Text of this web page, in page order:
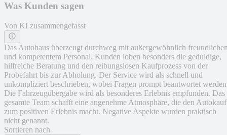
Was Kunden sagen
Von KI zusammengefasst
Das Autohaus überzeugt durchweg mit außergewöhnlich
und kompetentem Personal. Kunden loben besonders die geduldige,
hilfreiche Beratung und den reibungslosen Kaufprozess von der
Probefahrt bis zur Abholung. Der Service wird als schnell und
unkompliziert beschrieben, wobei Fragen prompt beantwortet
Die Fahrzeugübergabe wird als besonderes Erlebnis empfunden. Das
gesamte Team schafft eine angenehme Atmosphäre, die den Autokauf
zum positiven Erlebnis macht. Negative Aspekte wurden praktisch
nicht genannt.
Sortieren nach